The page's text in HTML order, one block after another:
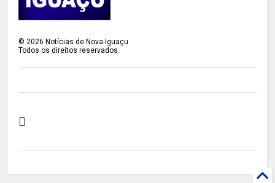
©2026 Notícias de Nova Iguaçu
Todos os direitos reservados.